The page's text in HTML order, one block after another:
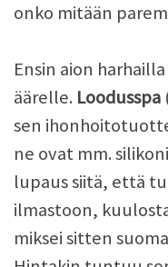
onko mitään
Ensin aion
äärelle. Loodusspa
sen
ne ovat mm.
lupaus siitä, että
ilmastoon,
miksei sitten